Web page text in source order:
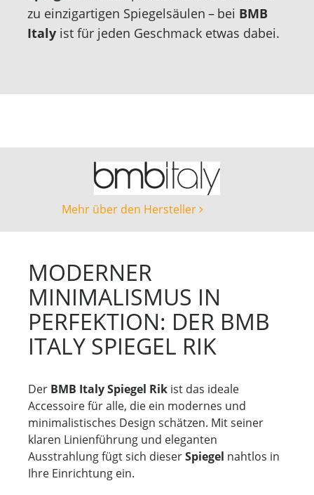
zu einzigartigen Spiegelsäulen – bei BMB
Italy ist für jeden Geschmack etwas dabei.
Mehr über den Hersteller
MODERNER
MINIMALISMUS IN
PERFEKTION: DER BMB
ITALY SPIEGEL RIK
Der BMB Italy Spiegel Rik ist das ideale
Accessoire für alle, die ein modernes und
minimalistisches Design schätzen. Mit seiner
klaren Linienführung und eleganten
Ausstrahlung fügt sich dieserSpiegel nahtlos in
Ihre Einrichtung ein.